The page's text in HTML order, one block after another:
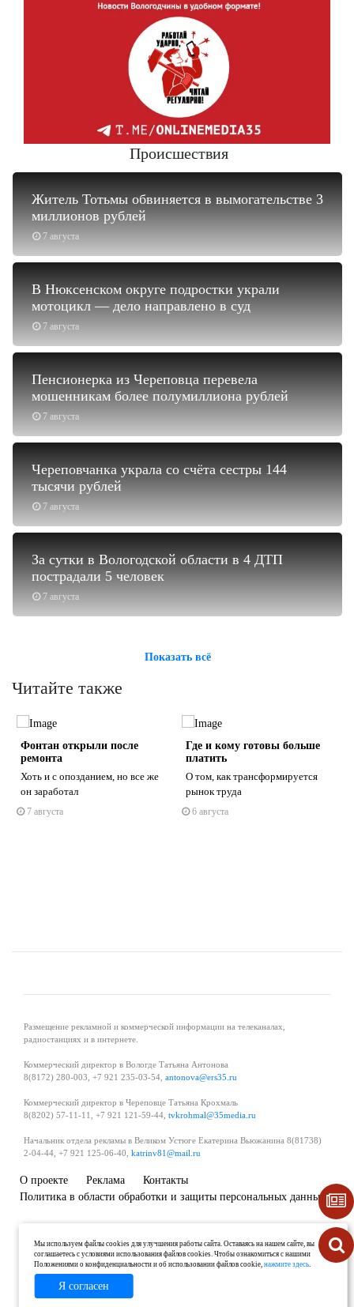
Происшествия
7 августа
Житель Тотьмы обвиняется в вымогательстве 3
миллионов рублей
7 августа
В Нюксенском округе подростки украли
мотоцикл — дело направлено в суд
7 августа
Пенсионерка из Череповца перевела
мошенникам более полумиллиона рублей
7 августа
Череповчанка украла со счёта сестры 144
тысячи рублей
7 августа
За сутки в Вологодской области в 4 ДТП
пострадали 5 человек
Показать всё
Читайте также
Фонтан открыли после
ремонта
Хоть и с опозданием, но все же
он заработал
7 августа
Где и кому готовы больше
платить
О том, как трансформируется
рынок труда
6 августа
Размещение рекламной и коммерческой информации на телеканалах,
радиостанциях и в интернете.
Коммерческий директор в Вологде Татьяна Антонова
8(8172) 280-003, +7 921 235-03-54, antonova@ers35.ru
Коммерческий директор в Череповце Татьяна Крохмаль
8(8202) 57-11-11, +7 921 121-59-44, tvkrohmal@35media.ru
Начальник отдела рекламы в Великом Устюге Екатерина Вьюжанина 8(81738)
2-04-44, +7 921 125-06-40, katrinv81@mail.ru
О проекте Реклама
Контакты
Политика в области обработки и защиты персональных данных
Мы используем файлы cookies для улучшения работы сайта. Оставаясь на нашем сайте, вы
соглашаетесь с условиями использования файлов cookies. Чтобы ознакомиться с нашими
Положениями о конфиденциальности и об использовании файлов cookie,нажмите здесь.
Я согласен